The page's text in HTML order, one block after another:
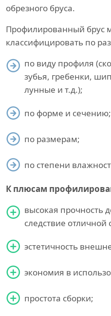
обрезного бруса.
Профилированный брус
классифицировать по
по виду профиля
зубья, гребенки,
лунные и т.д.);
по форме и сечению;
по размерам;
по степени
К плюсам
высокая прочность
следствие отличной
эстетичность
экономия в
простота сборки;